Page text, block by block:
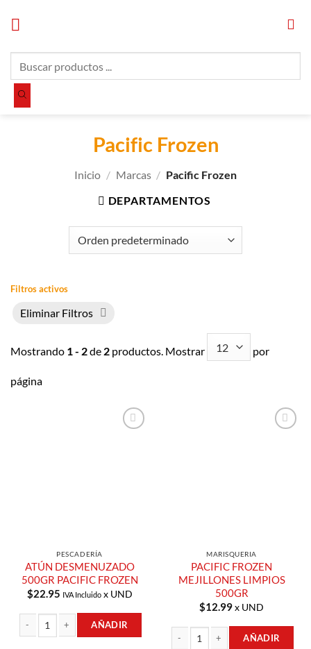
productos
Pacific Frozen
Inicio / Marcas / Pacific Frozen
DEPARTAMENTOS
Filtros activos
Eliminar Filtros
Mostrando 1 - 2de 2 productos. Mostrar por
página
PESCADERÍA
ATÚN DESMENUZADO
500GR PACIFIC FROZEN
$22.95 IVA Incluidox UND
ATÚN DESMENUZADO 500GR PACIFIC FROZEN cantidad
AÑADIR
MARISQUERIA
PACIFIC FROZEN
MEJILLONES LIMPIOS
500GR
$12.99x UND
AÑADIR